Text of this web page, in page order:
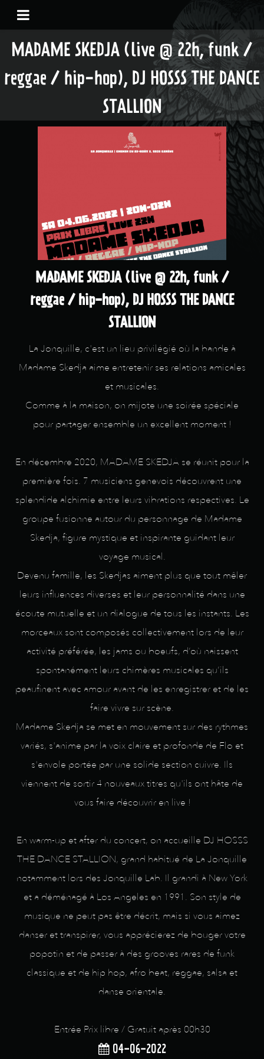
MADAME SKEDJA (live @ 22h, funk /
reggae / hip-hop), DJ HOSSS THE DANCE
STALLION
MADAME SKEDJA (live @ 22h, funk /
reggae / hip-hop), DJ HOSSS THE DANCE
STALLION
La Jonquille, c'est un lieu privilégié où la bande à
Madame Skedja aime entretenir ses relations amicales
et musicales.
Comme à la maison, on mijote une soirée spéciale
pour partager ensemble un excellent moment !
En décembre 2020, MADAME SKEDJA se réunit pour la
première fois. 7 musiciens genevois découvrent une
splendide alchimie entre leurs vibrations respectives. Le
groupe fusionne autour du personnage de Madame
Skedja, figure mystique et inspirante guidant leur
voyage musical.
Devenu famille, les Skedjas aiment plus que tout mêler
leurs influences diverses et leur personnalité dans une
écoute mutuelle et un dialogue de tous les instants. Les
morceaux sont composés collectivement lors de leur
activité préférée, les jams ou boeufs, d’où naissent
spontanément leurs chimères musicales qu’ils
peaufinent avec amour avant de les enregistrer et de les
faire vivre sur scène.
Madame Skedja se met en mouvement sur des rythmes
variés, s'anime par la voix claire et profonde de Flo et
s'envole portée par une solide section cuivre. Ils
viennent de sortir 4 nouveaux titres qu'ils ont hâte de
vous faire découvrir en live !
En warm-up et after du concert, on accueille DJ HOSSS
THE DANCE STALLION, grand habitué de La Jonquille
notamment lors des Jonquille Lab. Il grandi à New York
et a déménagé à Los Angeles en 1991. Son style de
musique ne peut pas être décrit, mais si vous aimez
danser et transpirer, vous apprécierez de bouger votre
popotin et de passer à des grooves rares de funk
classique et de hip hop, afro beat, reggae, salsa et
danse orientale.
Entrée Prix libre / Gratuit après 00h30
04-06-2022